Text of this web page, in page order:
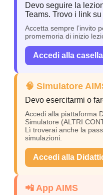
Devo seguire la
Teams. Trovo i link
Accetta sempre l’invito
promemoria di inizio
Accedi alla
🧠 Simulatore
Devo esercitarmi o
Accedi alla piattaforma
Simulatore (ALTRI
Lì troverai anche la
simulazioni.
Accedi alla
📲 App AIMS